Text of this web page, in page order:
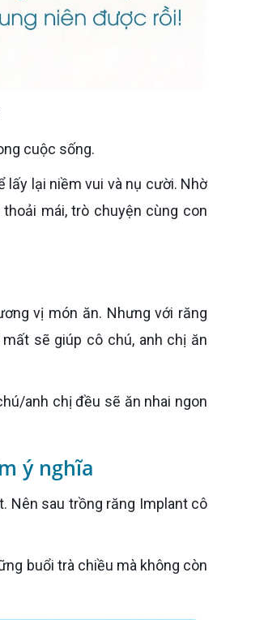
cuộc sống.
mái, trò chuyện cùng con
sẽ giúp cô chú, anh chị ăn
ý nghĩa